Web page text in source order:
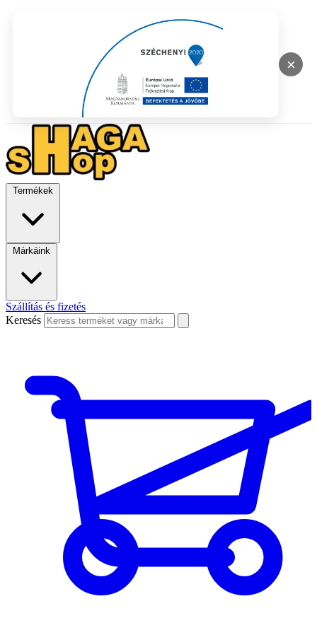
×
Termékek
Márkáink
Szállítás és fizetés
Keresés